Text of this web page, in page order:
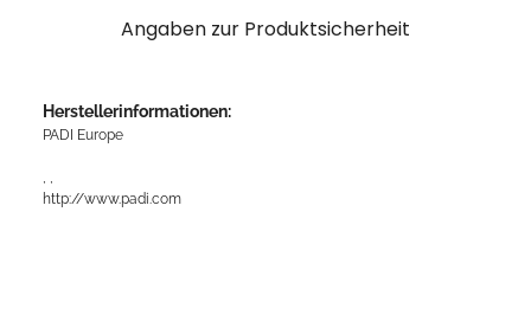
Angaben zur Produktsicherheit
Herstellerinformationen:
PADI Europe
http://www.padi.com